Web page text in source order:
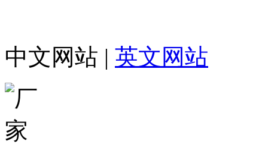
中文网站 | 英文网站